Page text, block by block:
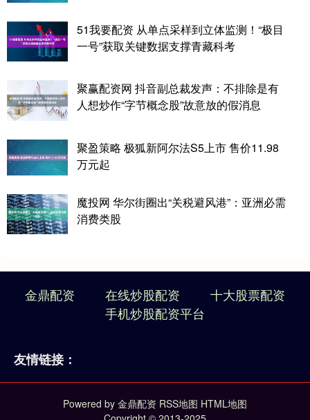
51我要配资 从单点采样到立体监测！“极目
一号”获取关键数据支撑青藏科考
聚赢配资网 抖音副总裁发声：不排除是有
人想炒作“字节概念股”故意放的假消息
聚盈策略 极狐新阿尔法S5上市 售价11.98
万元起
魔投网 华尔街圈出“关税避风港”：亚洲必需
消费类股
金鼎配资 在线炒股配资
十大股票配资
手机炒股配资平台
友情链接：
Powered by 金鼎配资 RSS地图 HTML地图